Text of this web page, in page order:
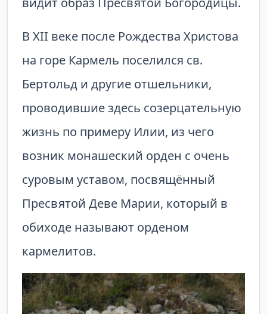
В XII веке после Рождества Христова
на горе Кармель поселился св.
Бертольд и другие отшельники,
проводившие здесь созерцательную
жизнь по примеру Илии, из чего
возник монашеский орден с очень
суровым уставом, посвящённый
Пресвятой Деве Марии, который в
обиходе называют орденом
кармелитов.